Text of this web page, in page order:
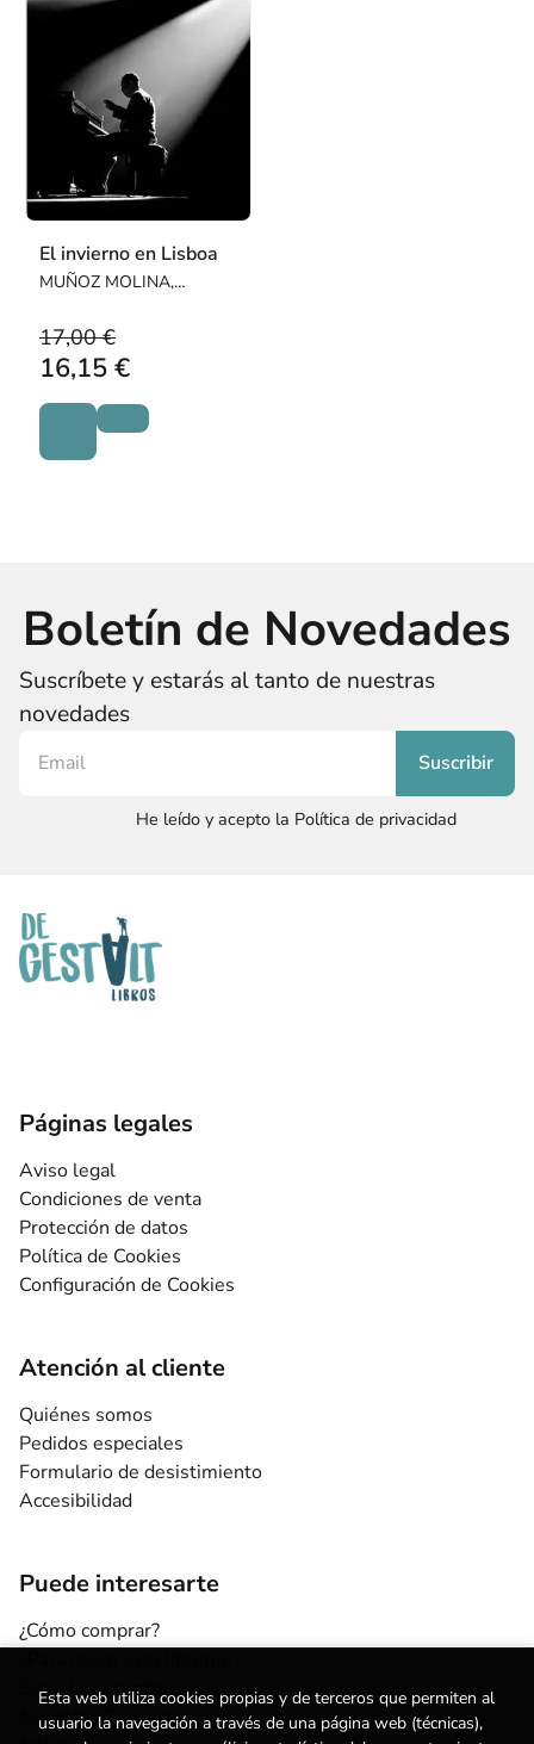
El invierno en Lisboa
MUÑOZ MOLINA,
17,00 €
16,15 €
Boletín de Novedades
Suscríbete y estarás al tanto de nuestras
novedades
He leído y acepto la Política de privacidad
Páginas legales
Aviso legal
Condiciones de venta
Protección de datos
Política de Cookies
Configuración de Cookies
Atención al cliente
Quiénes somos
Pedidos especiales
Formulario de desistimiento
Accesibilidad
Puede interesarte
¿Cómo comprar?
Escuelas y centros
Nuestros Servicios
Esta web utiliza cookies propias y de terceros que permiten al
usuario la navegación a través de una página web (técnicas),